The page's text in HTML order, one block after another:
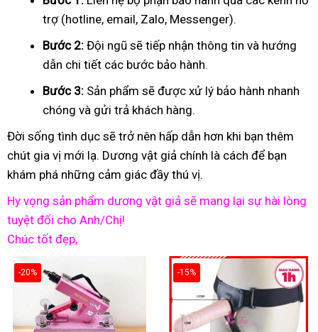
trợ (hotline, email, Zalo, Messenger).
Bước 2: Đội ngũ sẽ tiếp nhận thông tin và hướng
dẫn chi tiết các bước bảo hành.
Bước 3: Sản phẩm sẽ được xử lý bảo hành nhanh
chóng và gửi trả khách hàng.
Đời sống tình dục sẽ trở nên hấp dẫn hơn khi bạn thêm
chút gia vị mới lạ. Dương vật giả chính là cách để bạn
khám phá những cảm giác đầy thú vị.
Hy vọng sản phẩm dương vật giả sẽ mang lại sự hài lòng
tuyệt đối cho Anh/Chị!
Chúc tốt đẹp,
-20% -15%